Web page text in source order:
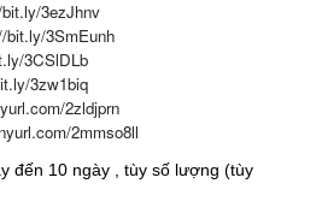
3ezJhnv
bit.ly/3SmEunh
3CSlDLb
3zw1biq
2zldjprn
2mmso8ll
đến 10 ngày , tùy số lượng (tùy